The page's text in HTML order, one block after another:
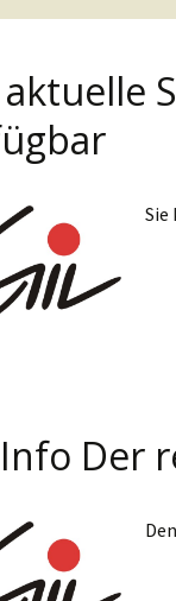
aktuelle
Sie
Der